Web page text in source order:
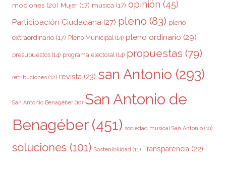
mociones (20) Mujer (17) música (17) opinión (45)
Participación Ciudadana (27) pleno (83) pleno
extraordinario (17) Pleno Municipal(14) pleno ordinario (29)
presupuestos (14) programa electoral(14) propuestas (79)
retribuciones (12) revista (23) san Antonio (293)
San Antonio Benagéber (10) San Antonio de
Benagéber(451) sociedad musical San Antonio (10)
soluciones (101) Sostenibilidad (11) Transparencia (22)